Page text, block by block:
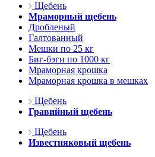
Щебень
Мраморный щебень
Дробленый
Галтованный
Мешки по 25 кг
Биг-бэги по 1000 кг
Мраморная крошка
Мраморная крошка в мешках
Щебень
Гравийный щебень
Щебень
Известняковый щебень